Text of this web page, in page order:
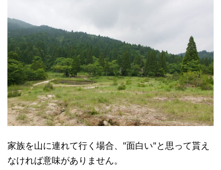
家族を山に連れて行く場合、"面白い"と思って貰え
なければ意味がありません。